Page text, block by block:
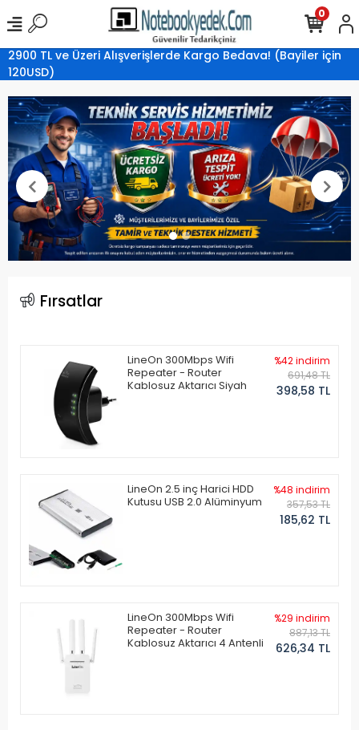
2900 TL ve Üzeri Alışverişlerde Kargo Bedava! (Bayiler için
120USD)
0
Fırsatlar
LineOn 300Mbps Wifi
Repeater - Router
Kablosuz Aktarıcı Siyah
%42 indirim
691,48 TL
398,58 TL
LineOn 2.5 inç Harici HDD
Kutusu USB 2.0 Alüminyum
%48 indirim
357,53 TL
185,62 TL
LineOn 300Mbps Wifi
Repeater - Router
Kablosuz Aktarıcı 4 Antenli
%29 indirim
887,13 TL
626,34 TL